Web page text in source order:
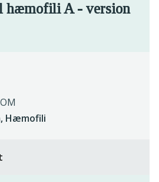
hæmofili A - version
Hæmofili